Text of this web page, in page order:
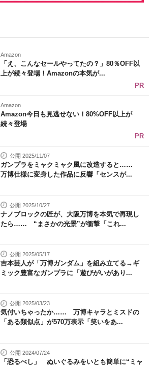
Amazon
「え、こんなセールやってたの？」80％OFF以
上が続々登場！Amazonの本気が...
PR
Amazon
Amazon今日も見逃せない！80%OFF以上が
続々登場
PR
公開 2025/11/07
ガンプラをミャクミャク風に改造すると……
万博仕様に変身した作品に反響「センスが...
公開 2025/10/27
ナノブロックの匠が、大阪万博を本気で再現し
たら…… “まさかの光景”が衝撃「これ...
公開 2025/05/17
吉本芸人が「万博ガンダム」を組み立てる→ギ
ミック豊富なガンプラに「遊びがいがあり...
公開 2025/03/23
気付いちゃったか…… 万博キャラとミスドの
「ある類似点」が570万表示「笑いをあ...
公開 2024/07/24
「恐るべし」 ぬいぐるみをいとも簡単に“ミャ